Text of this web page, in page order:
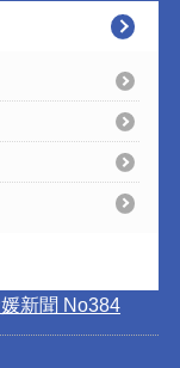
新聞 No384